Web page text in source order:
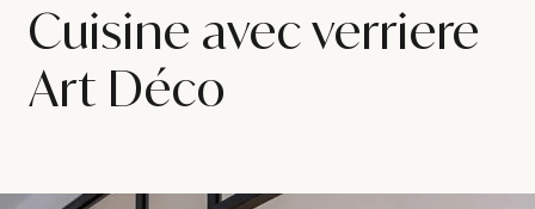
Cuisine avec verriere
Art Déco